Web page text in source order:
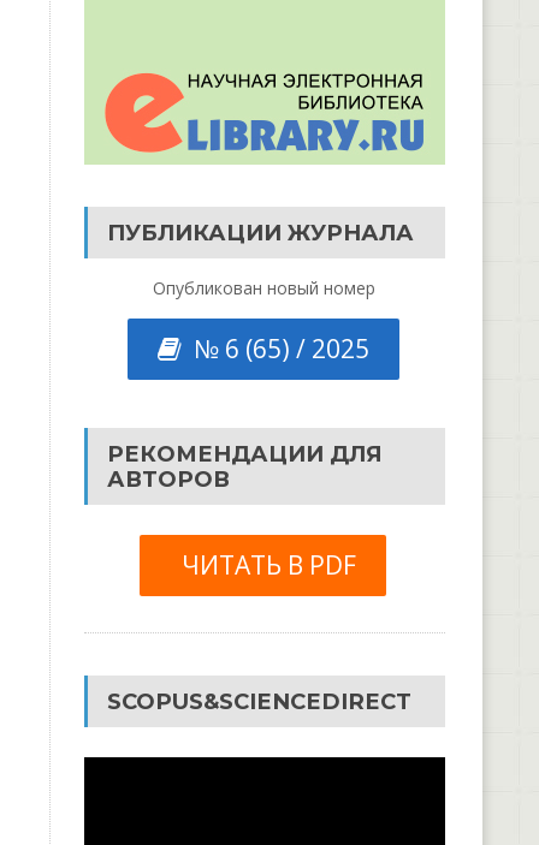
ПУБЛИКАЦИИ ЖУРНАЛА
Опубликован новый номер
№ 6 (65) / 2025
РЕКОМЕНДАЦИИ ДЛЯ
АВТОРОВ
ЧИТАТЬ В PDF
SCOPUS&SCIENCEDIRECT